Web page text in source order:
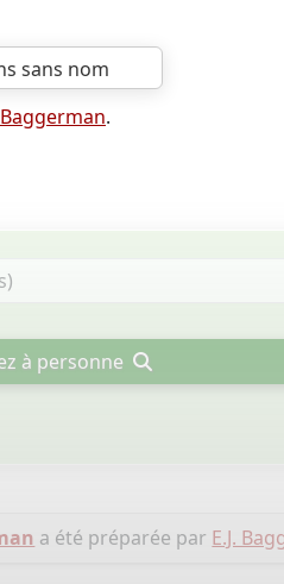
sans nom
.
à personne
a été préparée par E.J.